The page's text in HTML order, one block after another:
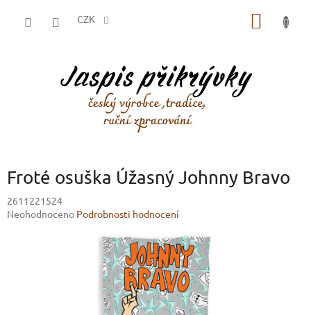
CZK
Froté osuška Úžasný Johnny Bravo
2611221524
Průměrné
Neohodnoceno Podrobnosti hodnocení